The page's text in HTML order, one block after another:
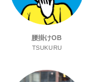
腰掛けOB
TSUKURU